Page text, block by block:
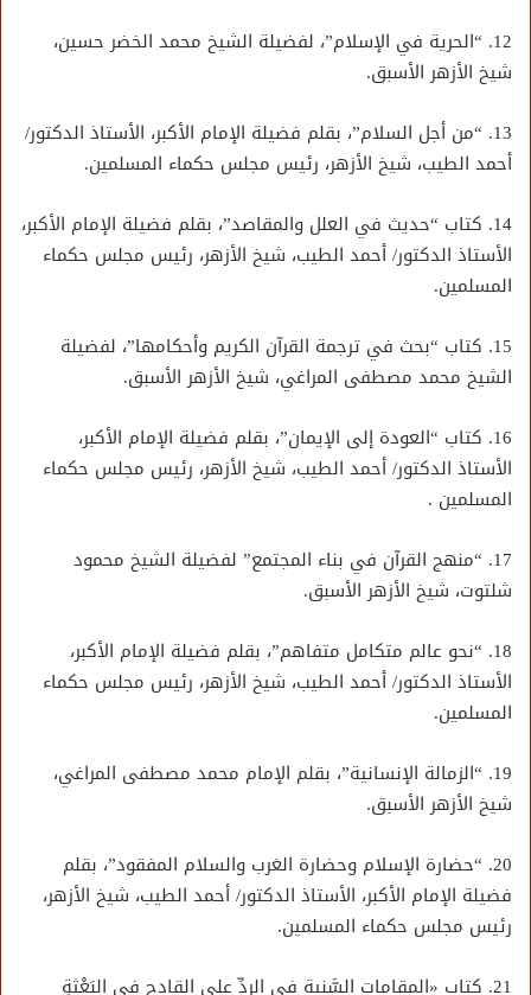
12. “الحرية في الإسلام”، لفضيلة الشيخ محمد الخضر حسين،
شيخ الأزهر الأسبق.
13. “من أجل السلام”، بقلم فضيلة الإمام الأكبر، الأستاذ الدكتور/
أحمد الطيب، شيخ الأزهر، رئيس مجلس حكماء المسلمين.
14. كتاب “حديث في العلل والمقاصد”، بقلم فضيلة الإمام الأكبر،
الأستاذ الدكتور/ أحمد الطيب، شيخ الأزهر، رئيس مجلس حكماء
المسلمين.
15. كتاب “بحث في ترجمة القرآن الكريم وأحكامها”، لفضيلة
الشيخ محمد مصطفى المراغي، شيخ الأزهر الأسبق.
16. كتاب “العودة إلى الإيمان”، بقلم فضيلة الإمام الأكبر،
الأستاذ الدكتور/ أحمد الطيب، شيخ الأزهر، رئيس مجلس حكماء
المسلمين .
17. “منهج القرآن في بناء المجتمع” لفضيلة الشيخ محمود
شلتوت، شيخ الأزهر الأسبق.
18. “نحو عالم متكامل متفاهم”، بقلم فضيلة الإمام الأكبر،
الأستاذ الدكتور/ أحمد الطيب، شيخ الأزهر، رئيس مجلس حكماء
المسلمين.
19. “الزمالة الإنسانية”، بقلم الإمام محمد مصطفى المراغي،
شيخ الأزهر الأسبق.
20. “حضارة الإسلام وحضارة الغرب والسلام المفقود”، بقلم
فضيلة الإمام الأكبر، الأستاذ الدكتور/ أحمد الطيب، شيخ الأزهر،
رئيس مجلس حكماء المسلمين.
21. كتاب «المقامات السَّنية في الردِّ على القادح في البَعْثةِ